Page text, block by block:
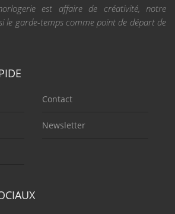
est affaire de créativité, notre
le garde-temps comme point de départ de
Contact
Newsletter